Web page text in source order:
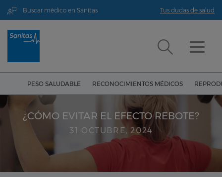
Buscar médico en Sanitas Tus dudas de salud
PESO SALUDABLE RECONOCIMIENTOS MÉDICOS
¿CÓMO EVITAR EL EFECTO REBOTE?
31 OCTUBRE, 2024